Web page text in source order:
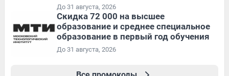
До 31 августа, 2026
Скидка 72 000 на высшее
образование и среднее специальное
образование в первый год обучения
До 31 августа, 2026